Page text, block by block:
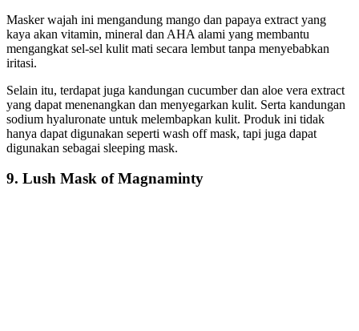
Masker wajah ini mengandung mango dan papaya extract yang
kaya akan vitamin, mineral dan AHA alami yang membantu
mengangkat sel-sel kulit mati secara lembut tanpa menyebabkan
iritasi.
Selain itu, terdapat juga kandungan cucumber dan aloe vera extract
yang dapat menenangkan dan menyegarkan kulit. Serta kandungan
sodium hyaluronate untuk melembapkan kulit. Produk ini tidak
hanya dapat digunakan seperti wash off mask, tapi juga dapat
digunakan sebagai sleeping mask.
9. Lush Mask of Magnaminty